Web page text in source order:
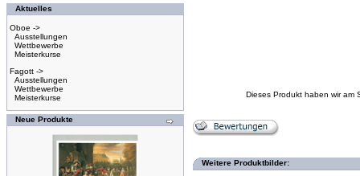
Aktuelles
Oboe ->
Ausstellungen
Wettbewerbe
Meisterkurse
Fagott ->
Ausstellungen
Wettbewerbe
Meisterkurse
Neue Produkte
Dieses Produkt haben wir am
Weitere Produktbilder: